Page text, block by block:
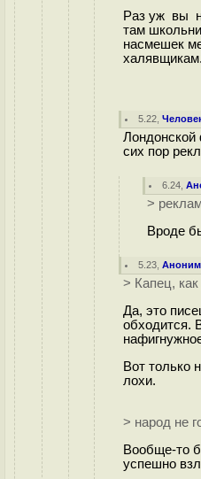
Раз уж вы
там
насмешек
5.22 ,
Лондонской
сих пор
6.24 ,
>
Вроде
5.23 ,Аноним
> Капец,
Да, это
обходится.
Вот только
лохи.
> народ не
Вообще-то
успешно